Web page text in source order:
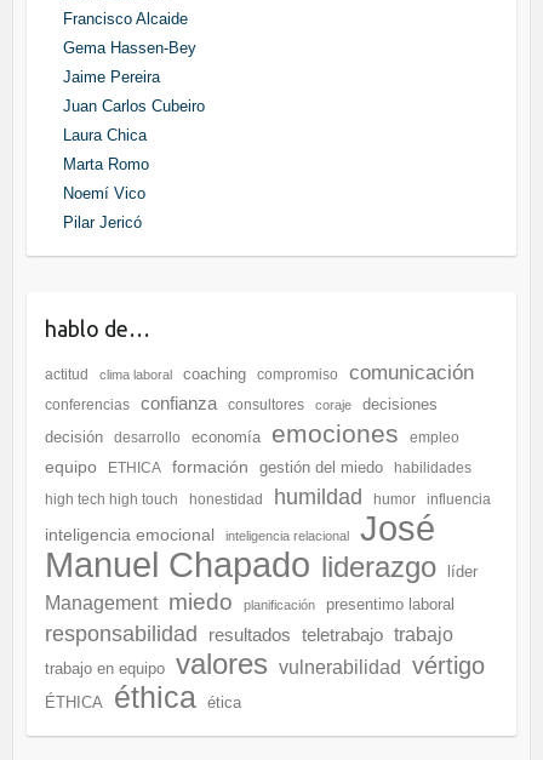
Francisco Alcaide
Gema Hassen-Bey
Jaime Pereira
Juan Carlos Cubeiro
Laura Chica
Marta Romo
Noemí Vico
Pilar Jericó
hablo de…
actitud clima laboral coaching compromiso comunicación
conferencias confianza consultores coraje
decisiones
decisión
desarrollo economía emociones empleo
equipo ETHICA formación gestión del miedo
habilidades
high tech high touch
honestidad humildad humor influencia
inteligencia emocional inteligencia relacional
José
Manuel Chapado liderazgo líder
Management miedo planificación presentimo laboral
responsabilidad resultados teletrabajo trabajo
trabajo en equipo valores vulnerabilidad vértigo
ÉTHICA éthica ética